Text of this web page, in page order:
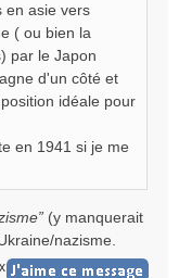
en asie vers
( ou bien la
par le Japon
d'un côté et
idéale pour
en 1941 si je me
(y manquerait
nazisme.
x